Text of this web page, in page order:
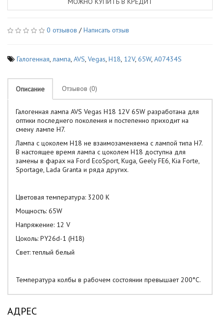
0 отзывов /Написать отзыв
Галогенная, лампа, AVS, Vegas, H18, 12V, 65W, A07434S
Описание Отзывов (0)
Галогенная лампа AVS Vegas H18 12V 65W разработана для
оптики последнего поколения и постепенно приходит на
смену лампе H7.
Лампа с цоколем H18 не взаимозаменяема с лампой типа H7.
В настоящее время лампа с цоколем H18 доступна для
замены в фарах на Ford EcoSport, Kuga, Geely FE6, Kia Forte,
Sportage, Lada Granta и ряда других.
Цветовая температура: 3200 К
Мощность: 65W
Напряжение: 12 V
Цоколь: PY26d-1 (H18)
Свет: теплый белый
Температура колбы в рабочем состоянии превышает 200°С.
АДРЕС